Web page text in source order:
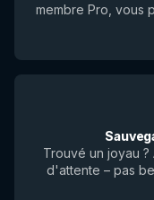
membre Pro, vous
Trouvé un joyau
d'attente – pas